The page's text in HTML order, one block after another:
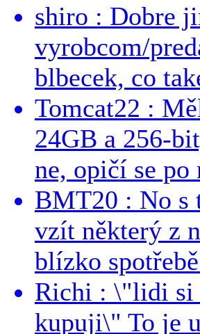
shiro : Dobre
vyrobcom/
blbecek, co
Tomcat22 :
24GB a 256-
ne, opičí se
BMT20 : No s
vzít některý z
blízko
Richi : \"lidi si
kupuji\" To je